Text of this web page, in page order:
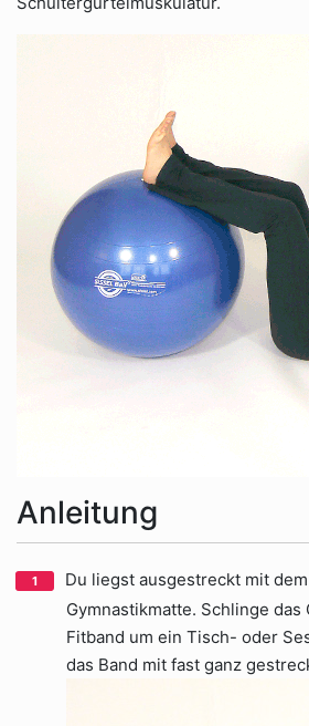
Anleitung
Du liegst ausgestreckt mit
Gymnastikmatte. Schlinge das
Fitband um ein Tisch- oder
das Band mit fast ganz